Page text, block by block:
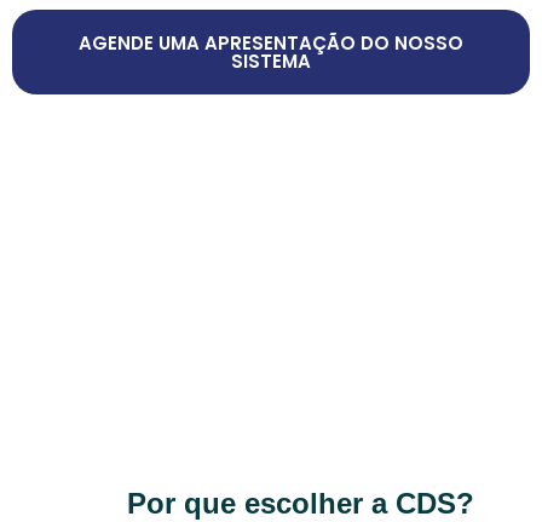
AGENDE UMA APRESENTAÇÃO DO NOSSO
SISTEMA
Por que escolher a CDS?